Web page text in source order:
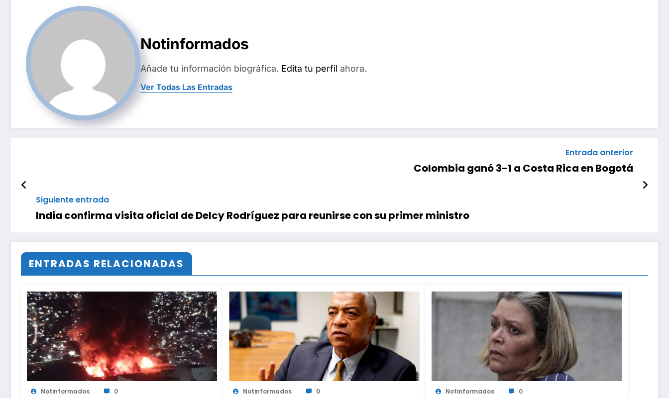
Notinformados
Añade tu información biográfica. Edita tu perfil ahora.
Ver Todas Las Entradas
Entrada anterior
Colombia ganó 3-1 a Costa Rica en Bogotá
Siguiente entrada
India confirma visita oficial de Delcy Rodríguez para reunirse con su primer ministro
ENTRADAS RELACIONADAS
Notinformados 0 Notinformados 0 Notinformados 0